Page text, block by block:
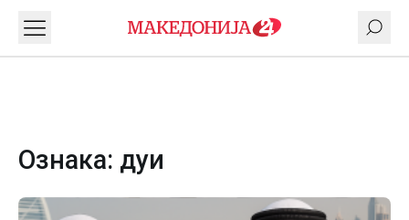
Ознака: дуи